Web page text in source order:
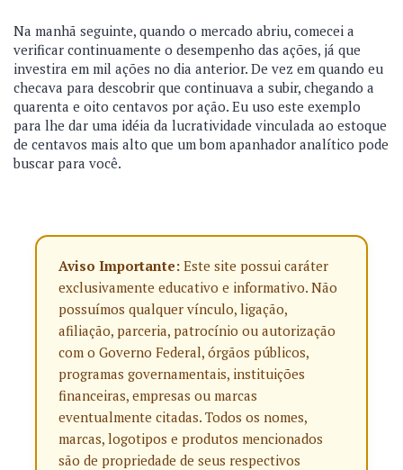
Na manhã seguinte, quando o mercado abriu, comecei a
verificar continuamente o desempenho das ações, já que
investira em mil ações no dia anterior. De vez em quando eu
checava para descobrir que continuava a subir, chegando a
quarenta e oito centavos por ação. Eu uso este exemplo
para lhe dar uma idéia da lucratividade vinculada ao estoque
de centavos mais alto que um bom apanhador analítico pode
buscar para você.
Aviso Importante: Este site possui caráter
exclusivamente educativo e informativo. Não
possuímos qualquer vínculo, ligação,
afiliação, parceria, patrocínio ou autorização
com o Governo Federal, órgãos públicos,
programas governamentais, instituições
financeiras, empresas ou marcas
eventualmente citadas. Todos os nomes,
marcas, logotipos e produtos mencionados
são de propriedade de seus respectivos